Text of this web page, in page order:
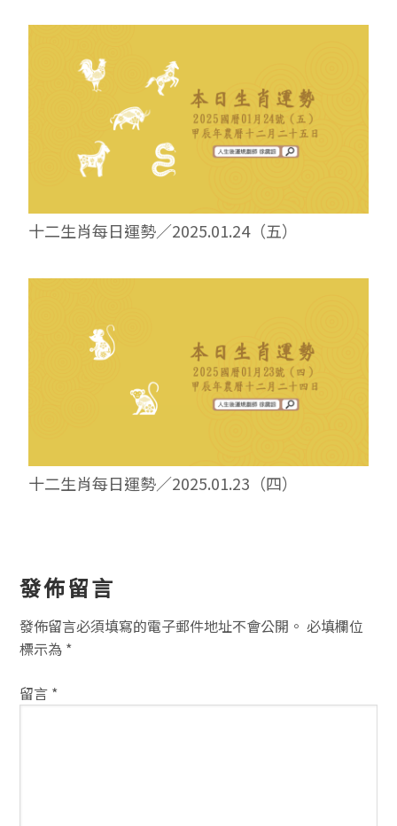
十二生肖每日運勢／2025.01.24（五）
十二生肖每日運勢／2025.01.23（四）
讀
者
互
動
方
發佈留言
發佈留言必須填寫的電子郵件地址不會公開。 必填欄位
標示為 *
留言 *